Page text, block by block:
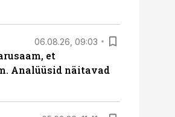
06.08.26, 09:03
et
Analüüsid näitavad